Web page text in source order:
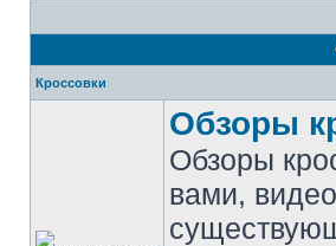
Кроссовки
Обзоры
Обзоры
вами,